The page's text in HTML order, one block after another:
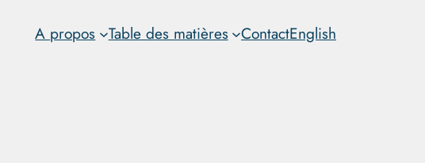
A propos Table des matières ContactEnglish